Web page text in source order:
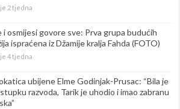
2 tjedna
i osmijesi govore sve: Prva grupa budućih
ispraćena iz Džamije kralja Fahda (FOTO)
4 tjedna
ubijene Elme Godinjak-Prusac: “Bila je
razvoda, Tarik je uhodio i imao zabranu